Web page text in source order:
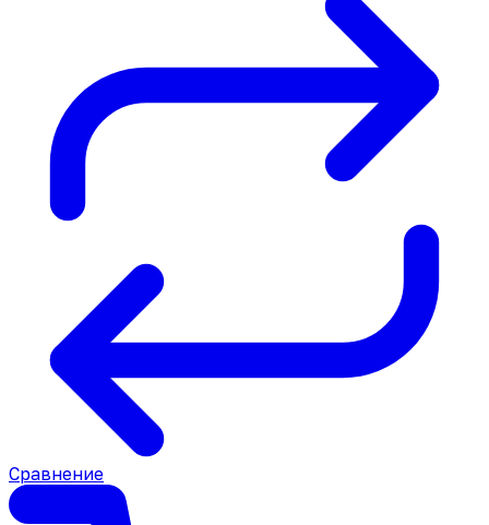
Сравнение